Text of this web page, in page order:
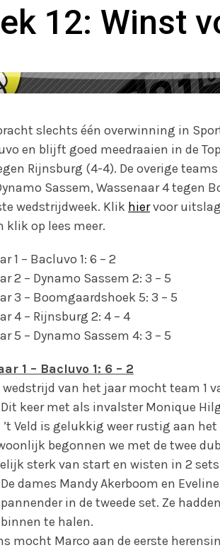
12: Winst
slechts één overwinning in
en blijft goed meedraaien in de
Rijnsburg (4-4). De overige
Sassem, Wassenaar 4 tegen
wedstrijdweek. Klik hiervoor
klik op lees meer.
1 – Bacluvo 1: 6 – 2
2 – Dynamo Sassem 2: 3 – 5
3 – Boomgaardshoek 5: 3 – 5
4 – Rijnsburg 2: 4 – 4
5 – Dynamo Sassem 4: 3 – 5
1 – Bacluvo 1: 6 – 2
wedstrijd van het jaar mocht team 1
keer met als invalster Monique
Veld is gelukkig weer rustig aan
begonnen we met de twee
sterk van start en wisten in 2
dames Mandy Akerboom en
in de tweede set. Ze
te halen.
mocht Marco aan de eerste